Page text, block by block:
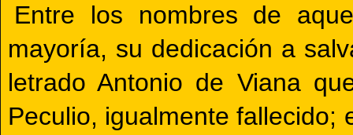
Entre los nombres de
mayoría, su dedicación a
letrado Antonio de Viana
Peculio, igualmente fallecido;